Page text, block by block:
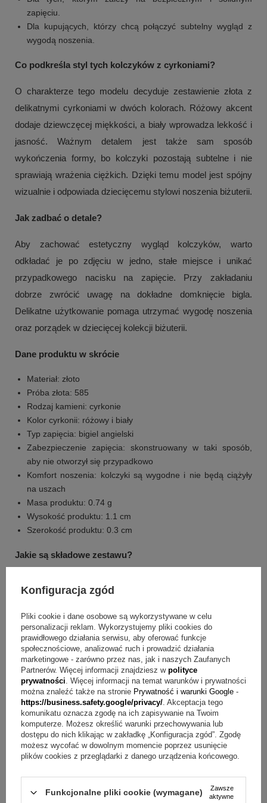
zapięciu.
Dla kupujących, którzy chcą połączyć subtelny wygląd z
wygodą noszenia.
Co podkreśla styl tych kolczyków z cyrkoniami?
O charakterze tego modelu decyduje zestawienie złota z
delikatnymi cyrkoniami w dwóch kolorach. Różowy akcent
dodaje dziewczęcej miękkości, a biały wprowadza lekkość i
jasność. Ważnym detalem jest także sam sposób
wykończenia formy, bo kolczyki pozostają subtelne i nie
sprawiają wrażenia ciężkich. Dzięki temu model jest spójny
wizualnie i odpowiada dziecięcemu stylowi noszenia biżuterii.
Jak zadbać o detale?
Aby zachować estetyczny wygląd kolczyków, warto
odkładać je po zdjęciu w jedno, stałe miejsce i unikać
przypadkowego nacisku na zapięcie. Przy zakładaniu
dobrze zwrócić uwagę na dokładne domknięcie bigla.
Delikatne użytkowanie pomaga utrzymać wygodę noszenia
oraz porządek w dziecięcej kolekcji biżuterii.
Dane produktu w skrócie
Materiał: złoto
Próba złota: 585
Rodzaj kamieni: cyrkonie
Kolor cyrkonii: różowy i biały
Typ zapięcia: bigiel angielski
Zabezpieczenie zapięcia: skonstruowany w taki sposób,
aby nie otworzył się przypadkowo
Komfort noszenia: kolczyki są wygodne i nie będą ciążyły
na uszach
Masa produktu: 0.74 g
Wysokość produktu: 1.1 cm
Szerokość produktu: 0.3 cm
Jakie są składowe zestawu?
Pytanie:Jakie kamienie zdobią ten model? Odpowiedź:
Kolczyki zdobią cyrkonie w kolorze różowym i białym, co
nadaje im delikatny, dziecięcy charakter.
Pytanie:Jakie zapięcie mają kolczyki?Odpowiedź:
Zastosowano bigiel angielski, opisany jako bezpieczny i
solidny.
Pytanie: Czy te kolczyki są odpowiednie jako pierwsza
które dopiero rozpoczynają swoją kolekcję biżuterii.
Konfiguracja zgód
Pliki cookie i dane osobowe są wykorzystywane w celu
personalizacji reklam. Wykorzystujemy pliki cookies do
prawidłowego działania serwisu, aby oferować funkcje
społecznościowe, analizować ruch i prowadzić działania
marketingowe - zarówno przez nas, jak i naszych Zaufanych
Partnerów. Więcej informacji znajdziesz w polityce
prywatności. Więcej informacji na temat warunków i prywatności
można znaleźć także na stronie Prywatność i warunki Google -
https://business.safety.google/privacy/. Akceptacja tego
komunikatu oznacza zgodę na ich zapisywanie na Twoim
komputerze. Możesz określić warunki przechowywania lub
dostępu do nich klikając w zakładkę „Konfiguracja zgód”. Zgodę
możesz wycofać w dowolnym momencie poprzez usunięcie
plików cookies z przeglądarki z danego urządzenia końcowego.
Funkcjonalne pliki cookie (wymagane)
Zawsze
aktywne